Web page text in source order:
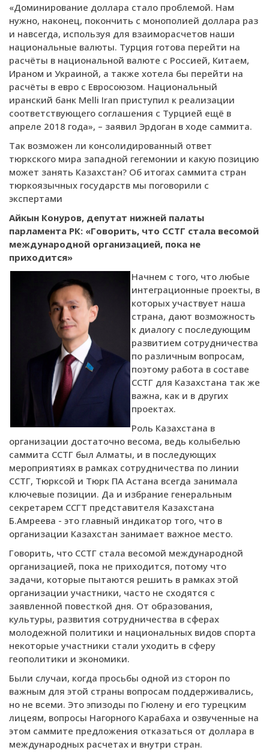
«Доминирование доллара стало проблемой. Нам
нужно, наконец, покончить с монополией доллара раз
и навсегда, используя для взаиморасчетов наши
национальные валюты. Турция готова перейти на
расчёты в национальной валюте с Россией, Китаем,
Ираном и Украиной, а также хотела бы перейти на
расчёты в евро с Евросоюзом. Национальный
иранский банк Melli Iran приступил к реализации
соответствующего соглашения с Турцией ещё в
апреле 2018 года», – заявил Эрдоган в ходе саммита.
Так возможен ли консолидированный ответ
тюркского мира западной гегемонии и какую позицию
может занять Казахстан? Об итогах саммита стран
тюркоязычных государств мы поговорили с
экспертами
Айкын Конуров, депутат нижней палаты
парламента РК: «Говорить, что ССТГ стала весомой
международной организацией, пока не
приходится»
Начнем с того, что любые
интеграционные проекты, в
которых участвует наша
страна, дают возможность
к диалогу с последующим
развитием сотрудничества
по различным вопросам,
поэтому работа в составе
ССТГ для Казахстана так же
важна, как и в других
проектах.
Роль Казахстана в
организации достаточно весома, ведь колыбелью
саммита ССТГ был Алматы, и в последующих
мероприятиях в рамках сотрудничества по линии
ССТГ, Тюрксой и Тюрк ПА Астана всегда занимала
ключевые позиции. Да и избрание генеральным
секретарем ССГТ представителя Казахстана
Б.Амреева - это главный индикатор того, что в
организации Казахстан занимает важное место.
Говорить, что ССТГ стала весомой международной
организацией, пока не приходится, потому что
задачи, которые пытаются решить в рамках этой
организации участники, часто не сходятся с
заявленной повесткой дня. От образования,
культуры, развития сотрудничества в сферах
молодежной политики и национальных видов спорта
некоторые участники стали уходить в сферу
геополитики и экономики.
Были случаи, когда просьбы одной из сторон по
важным для этой страны вопросам поддерживались,
но не всеми. Это эпизоды по Гюлену и его турецким
лицеям, вопросы Нагорного Карабаха и озвученные на
этом саммите предложения отказаться от доллара в
международных расчетах и внутри стран.